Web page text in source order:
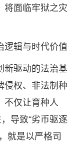
将面临牢狱之灾
辑与时代价值
驱动的法治基
侵权、非法制种
不仅让育种人
导致“劣币驱逐
就是以严格司